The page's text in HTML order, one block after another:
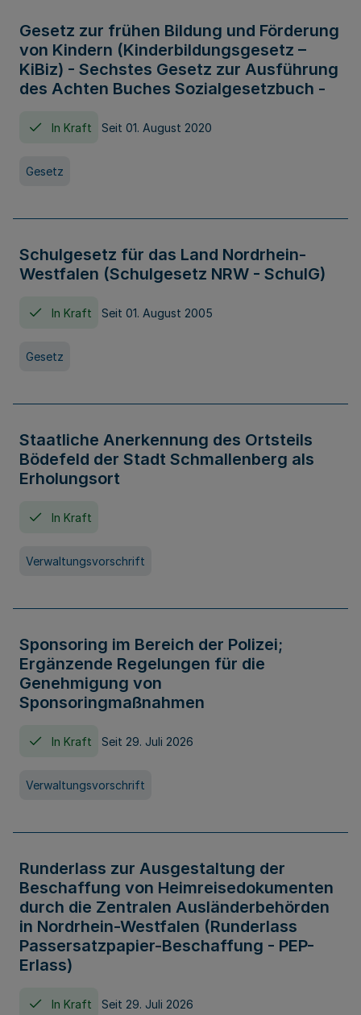
Gesetz zur frühen Bildung und Förderung
von Kindern (Kinderbildungsgesetz –
KiBiz) - Sechstes Gesetz zur Ausführung
des Achten Buches Sozialgesetzbuch -
In Kraft Seit 01. August 2020
Gesetz
Schulgesetz für das Land Nordrhein-
Westfalen (Schulgesetz NRW - SchulG)
In Kraft Seit 01. August 2005
Gesetz
Staatliche Anerkennung des Ortsteils
Bödefeld der Stadt Schmallenberg als
Erholungsort
In Kraft
Verwaltungsvorschrift
Sponsoring im Bereich der Polizei;
Ergänzende Regelungen für die
Genehmigung von
Sponsoringmaßnahmen
In Kraft Seit 29. Juli 2026
Verwaltungsvorschrift
Runderlass zur Ausgestaltung der
Beschaffung von Heimreisedokumenten
durch die Zentralen Ausländerbehörden
in Nordrhein-Westfalen (Runderlass
Passersatzpapier-Beschaffung - PEP-
Erlass)
In Kraft Seit 29. Juli 2026